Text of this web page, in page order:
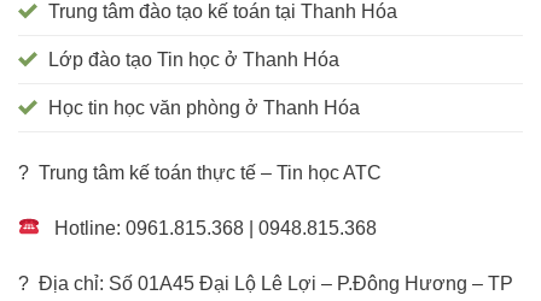
Trung tâm đào tạo kế toán tại Thanh Hóa
Lớp đào tạo Tin học ở Thanh Hóa
Học tin học văn phòng ở Thanh Hóa
? Trung tâm kế toán thực tế – Tin học ATC
Hotline: 0961.815.368 | 0948.815.368
? Địa chỉ: Số 01A45 Đại Lộ Lê Lợi – P.Đông Hương – TP